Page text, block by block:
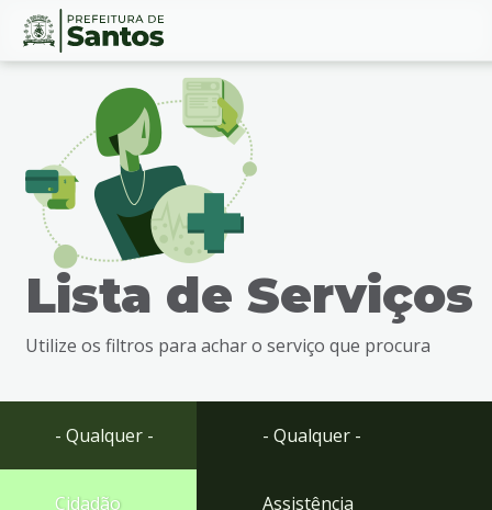
Ir
busca
Ir
rodapé
Conteúdo
Lista de Serviços
Utilize os filtros para achar o serviço que procura
- Qualquer -
Cidadão
- Qualquer -
Assistência